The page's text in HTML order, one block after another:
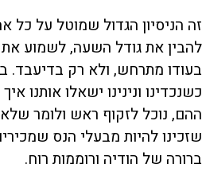
זה הניסיון הגדול שמוטל על כל
להבין את גודל השעה, לשמוע
בעודו מתרחש, ולא רק בדיעבד.
כשנכדינו ונינינו ישאלו אותנו
ההם, נוכל לזקוף ראש ולומר
שזכינו להיות מבעלי הנס
ברורה של הודיה ורוממות רוח.